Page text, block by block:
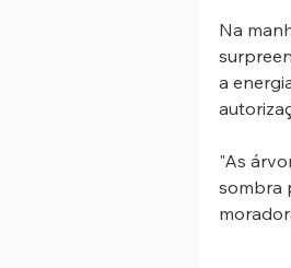
Na
a
"As
sombra